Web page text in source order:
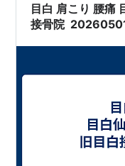
目白 肩こり 腰痛
接骨院